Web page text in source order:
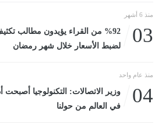
منذ 6 أشهر
03
%92 من القراء يؤيدون مطالب
لضبط الأسعار خلال شهر رمضان
منذ عام واحد
04
وزير الاتصالات: التكنولوجيا أصبحت
في العالم من حولنا